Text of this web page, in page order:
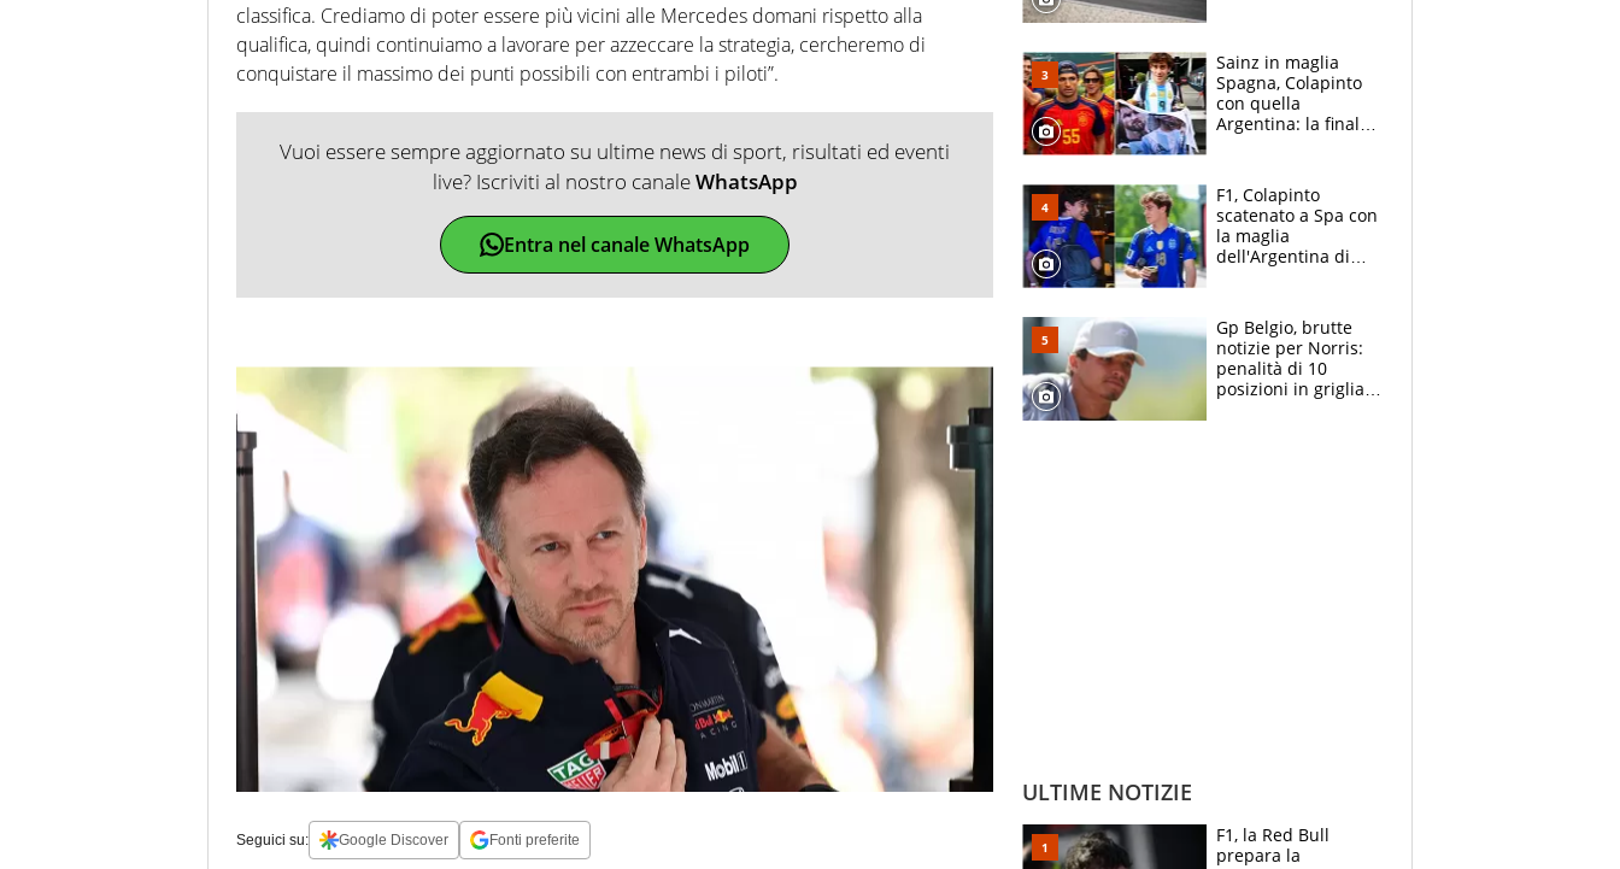
classifica. Crediamo di poter essere più vicini alle Mercedes domani rispetto alla
qualifica, quindi continuiamo a lavorare per azzeccare la strategia, cercheremo di
conquistare il massimo dei punti possibili con entrambi i piloti”.
Vuoi essere sempre aggiornato su ultime news di sport, risultati ed eventi
live? Iscriviti al nostro canaleWhatsApp
Entra nel canale WhatsApp
Seguici su: Google Discover Fonti preferite
Sainz in maglia
Spagna, Colapinto
con quella
Argentina: la finale
vede l'ora
F1, Colapinto
scatenato a Spa con
la maglia
dell'Argentina di
le parolacce"
Gp Belgio, brutte
notizie per Norris:
penalità di 10
posizioni in griglia,
ULTIME NOTIZIE
F1, la Red Bull
prepara la